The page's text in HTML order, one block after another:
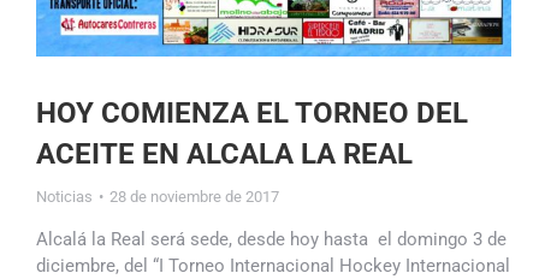
HOY COMIENZA EL TORNEO DEL
ACEITE EN ALCALA LA REAL
Noticias 28 de noviembre de 2017
Alcalá la Real será sede, desde hoy hasta el domingo 3 de
diciembre, del “I Torneo Internacional Hockey Internacional